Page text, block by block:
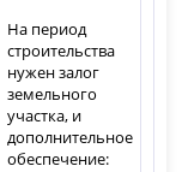
На период
строительства
нужен залог
земельного
участка, и
дополнительное
обеспечение: